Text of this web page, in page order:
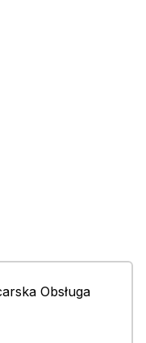
Obsługa